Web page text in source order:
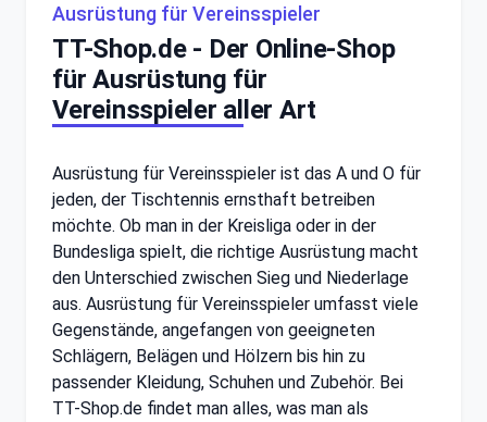
Ausrüstung für Vereinsspieler
TT-Shop.de - Der Online-Shop
für Ausrüstung für
Vereinsspieler aller Art
Ausrüstung für Vereinsspieler ist das A und O für
jeden, der Tischtennis ernsthaft betreiben
möchte. Ob man in der Kreisliga oder in der
Bundesliga spielt, die richtige Ausrüstung macht
den Unterschied zwischen Sieg und Niederlage
aus. Ausrüstung für Vereinsspieler umfasst viele
Gegenstände, angefangen von geeigneten
Schlägern, Belägen und Hölzern bis hin zu
passender Kleidung, Schuhen und Zubehör. Bei
TT-Shop.de findet man alles, was man als